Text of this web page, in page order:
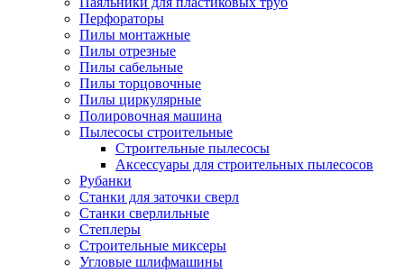
Перфораторы
Пилы монтажные
Пилы отрезные
Пилы сабельные
Пилы торцовочные
Пилы циркулярные
Полировочная машина
Пылесосы строительные
Строительные пылесосы
Аксессуары для строительных пылесосов
Рубанки
Станки для заточки сверл
Станки сверлильные
Степлеры
Строительные миксеры
Угловые шлифмашины